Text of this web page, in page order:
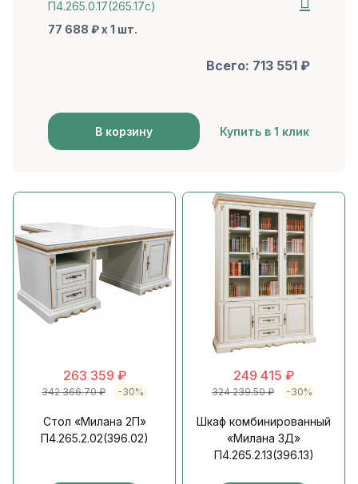
П4.265.0.17(265.17с)
77 688 ₽ x 1 шт.
Всего: 713 551 ₽
В корзину Купить в 1 клик
263 359 ₽
342 366.70₽ -30%
Стол «Милана 2П»
П4.265.2.02(396.02)
249 415 ₽
324 239.50₽ -30%
Шкаф комбинированный
«Милана 3Д»
П4.265.2.13(396.13)